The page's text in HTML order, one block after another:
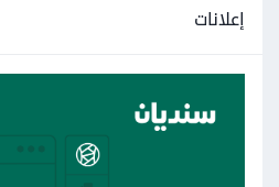
إعلانات